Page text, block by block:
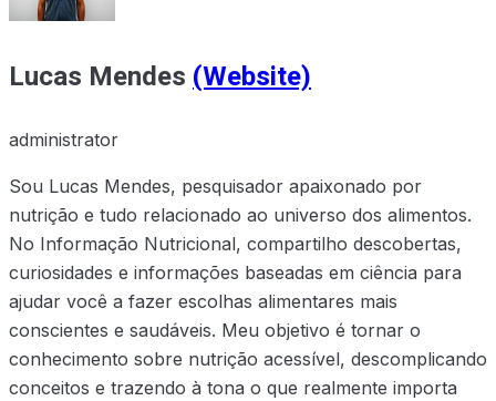
Lucas Mendes (Website)
administrator
Sou Lucas Mendes, pesquisador apaixonado por
nutrição e tudo relacionado ao universo dos alimentos.
No Informação Nutricional, compartilho descobertas,
curiosidades e informações baseadas em ciência para
ajudar você a fazer escolhas alimentares mais
conscientes e saudáveis. Meu objetivo é tornar o
conhecimento sobre nutrição acessível, descomplicando
conceitos e trazendo à tona o que realmente importa